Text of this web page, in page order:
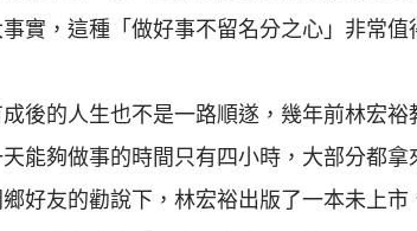
實，這種「做好事不留名分之心」非常值
後的人生也不是一路順遂，幾年前林宏
能夠做事的時間只有四小時，大部分都
好友的勸說下，林宏裕出版了一本未上